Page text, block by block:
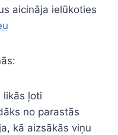
aicināja ielūkoties
likās ļoti
no parastās
kā aizsākās viņu